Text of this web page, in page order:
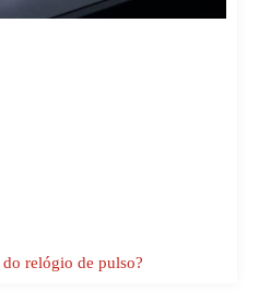
relógio de pulso?